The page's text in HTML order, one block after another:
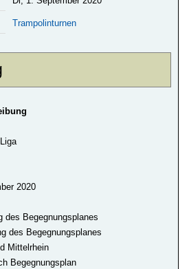
Trampolinturnen
2020
des Begegnungsplanes
des Begegnungsplanes
Mittelrhein
Begegnungsplan